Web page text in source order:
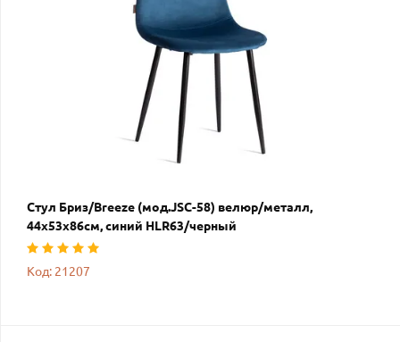
Стул Бриз/Breeze (мод.JSC-58) велюр/металл,
44х53х86см, синий HLR63/черный
Код: 21207